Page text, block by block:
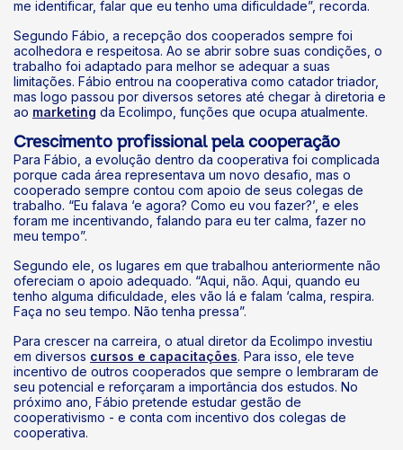
me identificar, falar que eu tenho uma dificuldade”, recorda.
Segundo Fábio, a recepção dos cooperados sempre foi
acolhedora e respeitosa. Ao se abrir sobre suas condições, o
trabalho foi adaptado para melhor se adequar a suas
limitações. Fábio entrou na cooperativa como catador triador,
mas logo passou por diversos setores até chegar à diretoria e
ao marketing da Ecolimpo, funções que ocupa atualmente.
Crescimento profissional pela cooperação
Para Fábio, a evolução dentro da cooperativa foi complicada
porque cada área representava um novo desafio, mas o
cooperado sempre contou com apoio de seus colegas de
trabalho. “Eu falava ‘e agora? Como eu vou fazer?’, e eles
foram me incentivando, falando para eu ter calma, fazer no
meu tempo”.
Segundo ele, os lugares em que trabalhou anteriormente não
ofereciam o apoio adequado. “Aqui, não. Aqui, quando eu
tenho alguma dificuldade, eles vão lá e falam ‘calma, respira.
Faça no seu tempo. Não tenha pressa”.
Para crescer na carreira, o atual diretor da Ecolimpo investiu
em diversos cursos e capacitações. Para isso, ele teve
incentivo de outros cooperados que sempre o lembraram de
seu potencial e reforçaram a importância dos estudos. No
próximo ano, Fábio pretende estudar gestão de
cooperativismo - e conta com incentivo dos colegas de
cooperativa.